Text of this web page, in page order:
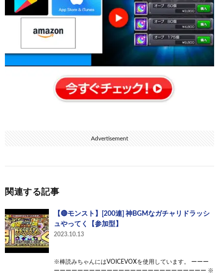
Advertisement
関連する記事
【🔴モンスト】[200連] 神BGMなガチャリドラッシ
ュやってく【参加型】
2023.10.13
※棒読みちゃんにはVOICEVOXを使用しています。 ーーー
ーーーーーーーーーーーーーーーーーーーーーーーーーー ※